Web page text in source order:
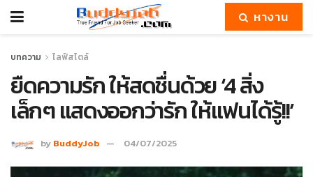
หางาน
บทความ ไลฟ์สไตล์
ยืดความรัก ให้สดชื่นด้วย ‘4 สิ่ง
เล็กๆ แสดงออกว่ารัก ให้แฟนได้รู้!!’
by BuddyJob 04/07/2025